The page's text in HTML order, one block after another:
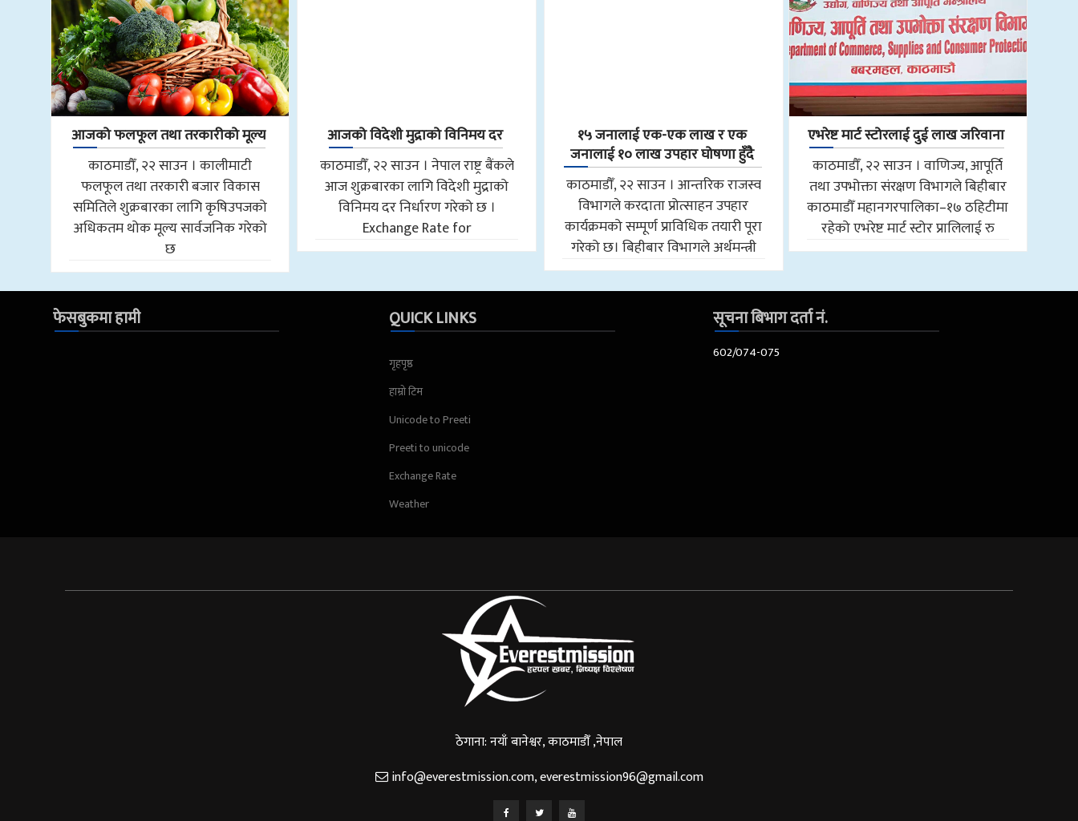
आजको फलफूल तथा तरकारीको मूल्य
काठमाडौँ, २२ साउन । कालीमाटी
फलफूल तथा तरकारी बजार विकास
समितिले शुक्रबारका लागि कृषिउपजको
अधिकतम थोक मूल्य सार्वजनिक गरेको
छ
आजको विदेशी मुद्राको विनिमय दर
काठमाडौँ, २२ साउन । नेपाल राष्ट्र बैंकले
आज शुक्रबारका लागि विदेशी मुद्राको
विनिमय दर निर्धारण गरेको छ ।
Exchange Rate for
१५ जनालाई एक-एक लाख र एक
जनालाई १० लाख उपहार घोषणा हुँदै
काठमाडौँ, २२ साउन । आन्तरिक राजस्व
विभागले करदाता प्रोत्साहन उपहार
कार्यक्रमको सम्पूर्ण प्राविधिक तयारी पूरा
गरेको छ। बिहीबार विभागले अर्थमन्त्री
एभरेष्ट मार्ट स्टोरलाई दुई लाख जरिवाना
काठमाडौँ, २२ साउन । वाणिज्य, आपूर्ति
तथा उपभोक्ता संरक्षण विभागले बिहीबार
काठमाडौँ महानगरपालिका–१७ ठहिटीमा
रहेको एभरेष्ट मार्ट स्टोर प्रालिलाई रु
फेसबुकमा हामी QUICK LINKS
गृहपृष्ठ
हाम्रो टिम
Unicode to Preeti
Preeti to unicode
Exchange Rate
Weather
सूचना बिभाग दर्ता नं.
602/074-075
ठेगाना: नयाँ बानेश्वर, काठमाडौँ ,नेपाल
info@everestmission.com,everestmission96@gmail.com